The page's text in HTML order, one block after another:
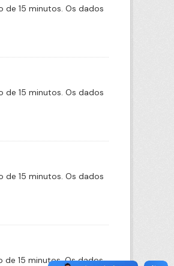
15 minutos. Os dados
15 minutos. Os dados
15 minutos. Os dados
15 minutos. Os dados